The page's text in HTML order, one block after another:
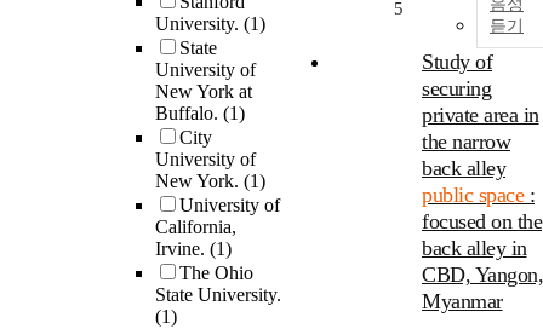
University. (1)
State
University of
New York at
Buffalo. (1)
City
University of
New York. (1)
University of
California,
Irvine. (1)
The Ohio
State University.
(1)
음성
듣기
5
Study of
securing
private area in
the narrow
back alley
public space:
focused on the
back alley in
CBD, Yangon,
Myanmar